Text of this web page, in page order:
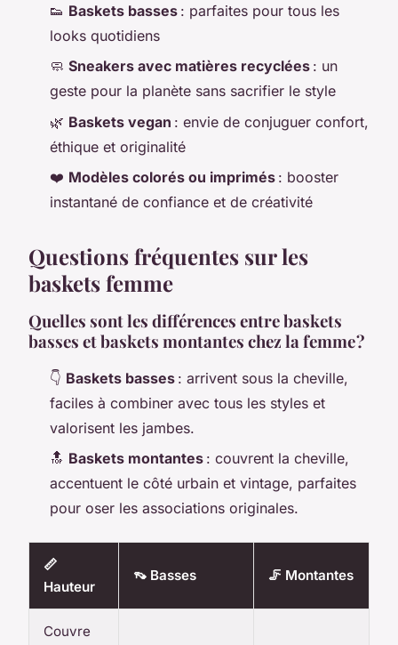
👟 Baskets basses : parfaites pour tous les
looks quotidiens
🧼 Sneakers avec matières recyclées : un
geste pour la planète sans sacrifier le style
🌿 Baskets vegan : envie de conjuguer confort,
éthique et originalité
❤️ Modèles colorés ou imprimés : booster
instantané de confiance et de créativité
Questions fréquentes sur les
baskets femme
Quelles sont les différences entre baskets
basses et baskets montantes chez la femme ?
👇 Baskets basses : arrivent sous la cheville,
faciles à combiner avec tous les styles et
valorisent les jambes.
🔝 Baskets montantes : couvrent la cheville,
accentuent le côté urbain et vintage, parfaites
pour oser les associations originales.
📏
Hauteur
👡 Basses 🦵 Montantes
Couvre